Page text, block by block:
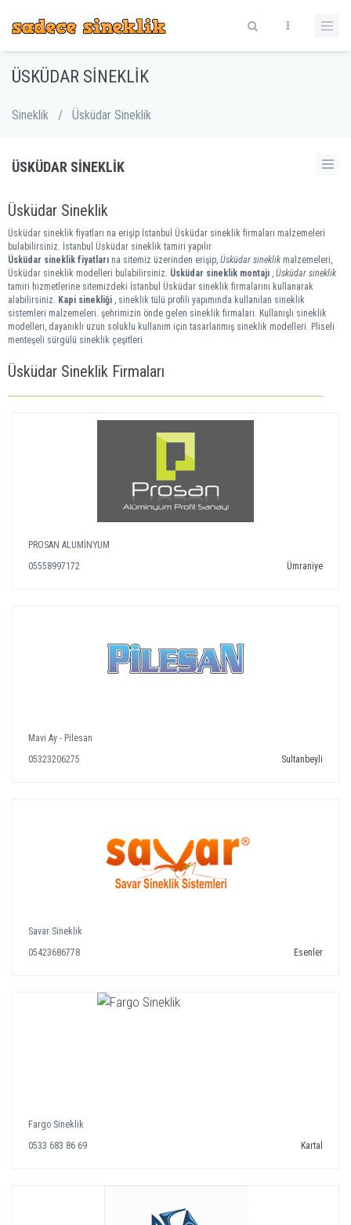
ÜSKÜDAR SINEKLIK
Sineklik / Üsküdar Sineklik
ÜSKÜDAR SINEKLIK
Üsküdar Sineklik
Üsküdar sineklik fiyatları na erişip İstanbul Üsküdar sineklik firmaları malzemeleri
bulabilirsiniz. İstanbul Üsküdar sineklik tamiri yapılır
Üsküdar sineklik fiyatları na sitemiz üzerinden erişip, Üsküdar sineklik malzemeleri,
Üsküdar sineklik modelleri bulabilirsiniz. Üsküdar sineklik montajı , Üsküdar sineklik
tamiri hizmetlerine sitemizdeki İstanbul Üsküdar sineklik firmalarını kullanarak
alabilirsiniz. Kapi sinekliği , sineklik tülü profili yapımında kullanılan sineklik
sistemleri malzemeleri. şehrimizin önde gelen sineklik firmaları. Kullanışlı sineklik
modelleri, dayanıklı uzun soluklu kullanım için tasarlanmış sineklik modelleri. Pliseli
menteşeli sürgülü sineklik çeşitleri.
Üsküdar Sineklik Firmaları
PROSAN ALUMİNYUM
05558997172
Ümraniye
Mavi Ay - Pilesan
05323206275
Sultanbeyli
Savar Sineklik
05423686778
Esenler
Fargo Sineklik
0533 683 86 69
Kartal